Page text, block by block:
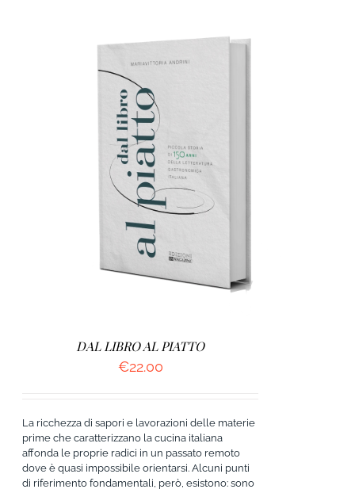
AGGIUNGI AL CARRELLO
DAL LIBRO AL PIATTO
€22.00
La ricchezza di sapori e lavorazioni delle materie
prime che caratterizzano la cucina italiana
affonda le proprie radici in un passato remoto
dove è quasi impossibile orientarsi. Alcuni punti
di riferimento fondamentali, però, esistono: sono